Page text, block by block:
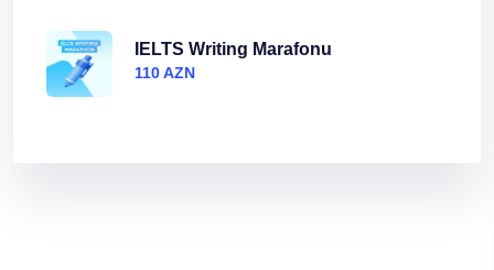
IELTS Writing Marafonu
110 AZN